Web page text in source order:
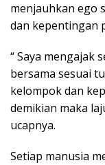
menjauhkan ego
dan kepentingan
“ Saya mengajak
bersama sesuai
kelompok dan
demikian maka
ucapnya.
Setiap manusia